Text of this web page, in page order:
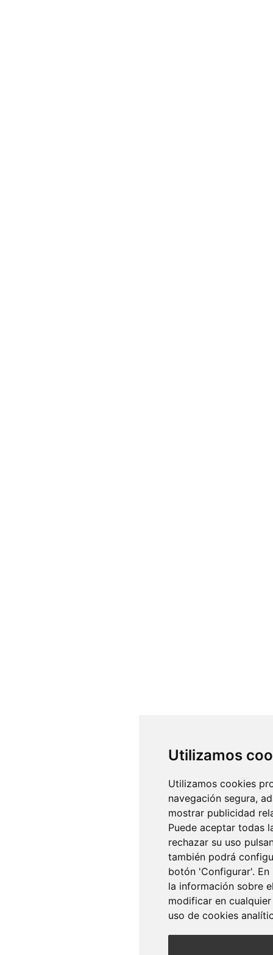
Utilizamos
Utilizamos cookies
navegación segura,
mostrar publicidad
Puede aceptar todas
rechazar su uso
también podrá
botón 'Configurar'.
la información sobre
modificar en
uso de cookies